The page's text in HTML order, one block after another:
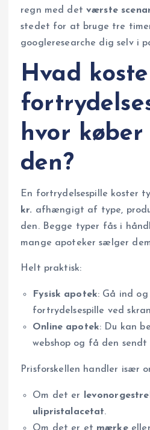
regn med detværste
stedet for at bruge tre
googleresearche dig selv i
Hvad
hvor køber
den?
En fortrydelsespille koster
kr. afhængigt af type,
den. Begge typer fås i
mange apoteker sælger
Helt praktisk:
Fysisk apotek: Gå ind
fortrydelsespille ved
Online apotek: Du kan
webshop og få den
Prisforskellen handler især
Om det er levonorgestrel
ulipristalacetat.
Om det er et mærke